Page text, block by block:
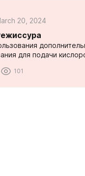
20, 2024
для подачи
101